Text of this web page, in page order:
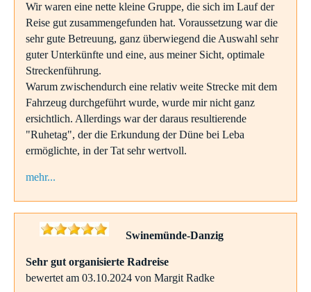
Wir waren eine nette kleine Gruppe, die sich im Lauf der
Reise gut zusammengefunden hat. Voraussetzung war die
sehr gute Betreuung, ganz überwiegend die Auswahl sehr
guter Unterkünfte und eine, aus meiner Sicht, optimale
Streckenführung.
Warum zwischendurch eine relativ weite Strecke mit dem
Fahrzeug durchgeführt wurde, wurde mir nicht ganz
ersichtlich. Allerdings war der daraus resultierende
"Ruhetag", der die Erkundung der Düne bei Leba
ermöglichte, in der Tat sehr wertvoll.
mehr...
Swinemünde-Danzig
Sehr gut organisierte Radreise
bewertet am 03.10.2024 von Margit Radke